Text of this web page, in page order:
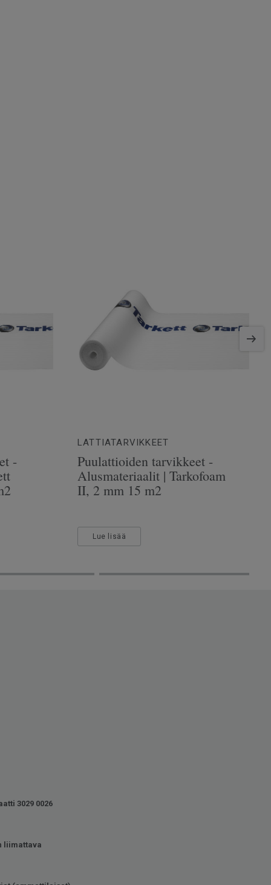
-
LATTIATARVIKKEET
Puulattioiden tarvikkeet -
Alusmateriaalit | Tarkofoam
II, 2 mm 15 m2
Lue lisää
3029 0026
liimattava